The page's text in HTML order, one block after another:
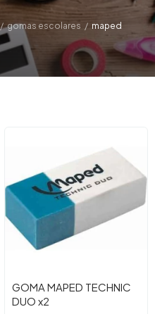
/ gomas escolares / maped
GOMA MAPED TECHNIC
DUO x2